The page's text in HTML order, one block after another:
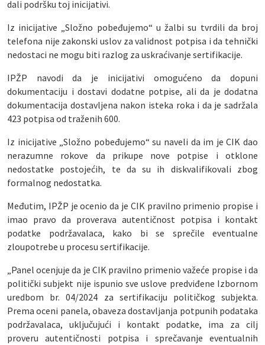
dali podršku toj inicijativi.
Iz inicijative „Složno pobeđujemo“ u žalbi su tvrdili da broj
telefona nije zakonski uslov za validnost potpisa i da tehnički
nedostaci ne mogu biti razlog za uskraćivanje sertifikacije.
IPŽP navodi da je inicijativi omogućeno da dopuni
dokumentaciju i dostavi dodatne potpise, ali da je dodatna
dokumentacija dostavljena nakon isteka roka i da je sadržala
423 potpisa od traženih 600.
Iz inicijative „Složno pobeđujemo“ su naveli da im je CIK dao
nerazumne rokove da prikupe nove potpise i otklone
nedostatke postojećih, te da su ih diskvalifikovali zbog
formalnog nedostatka.
Međutim, IPŽP je ocenio da je CIK pravilno primenio propise i
imao pravo da proverava autentičnost potpisa i kontakt
podatke podržavalaca, kako bi se sprečile eventualne
zloupotrebe u procesu sertifikacije.
„Panel ocenjuje da je CIK pravilno primenio važeće propise i da
politički subjekt nije ispunio sve uslove predviđene Izbornom
uredbom br. 04/2024 za sertifikaciju političkog subjekta.
Prema oceni panela, obaveza dostavljanja potpunih podataka
podržavalaca, uključujući i kontakt podatke, ima za cilj
proveru autentičnosti potpisa i sprečavanje eventualnih